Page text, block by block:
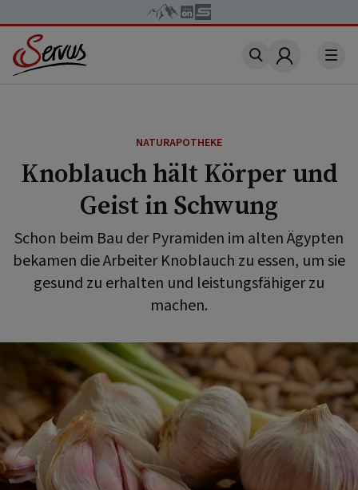
Account
NATURAPOTHEKE
Knoblauch hält Körper und
Geist in Schwung
Schon beim Bau der Pyramiden im alten Ägypten
bekamen die Arbeiter Knoblauch zu essen, um sie
gesund zu erhalten und leistungsfähiger zu
machen.